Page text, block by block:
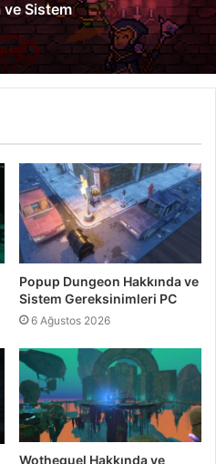
ve Sistem
Popup Dungeon Hakkında ve
Sistem Gereksinimleri PC
6 Ağustos 2026
Wotheguel Hakkında ve